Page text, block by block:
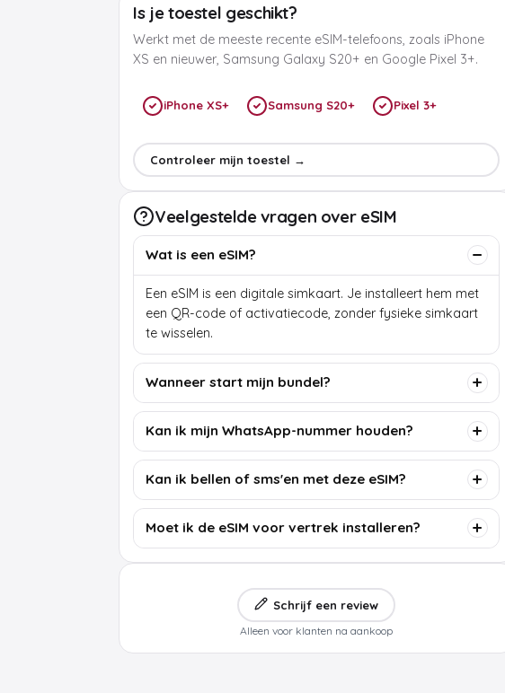
Is je toestel geschikt?
Werkt met de meeste recente eSIM-telefoons, zoals iPhone
XS en nieuwer, Samsung Galaxy S20+ en Google Pixel 3+.
iPhone XS+ Samsung S20+ Pixel 3+
Controleer mijn toestel →
Veelgestelde vragen over eSIM
Wat is een eSIM?
Een eSIM is een digitale simkaart. Je installeert hem met
een QR-code of activatiecode, zonder fysieke simkaart
te wisselen.
Wanneer start mijn bundel?
Kan ik mijn WhatsApp-nummer houden?
Kan ik bellen of sms'en met deze eSIM?
Moet ik de eSIM voor vertrek installeren?
Schrijf een review
Alleen voor klanten na aankoop